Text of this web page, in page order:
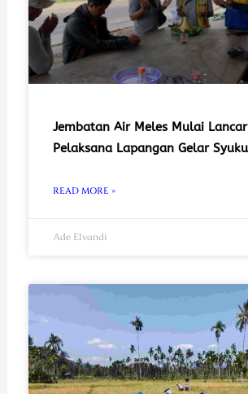
Jembatan Air Meles Mulai
Pelaksana Lapangan Gelar
READ MORE »
Ade Elvandi